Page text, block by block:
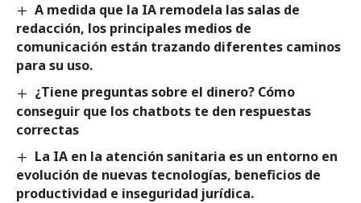
A medida que la IA remodela las salas de
redacción, los principales medios de
comunicación están trazando diferentes caminos
para su uso.
¿Tiene preguntas sobre el dinero? Cómo
conseguir que los chatbots te den respuestas
correctas
La IA en la atención sanitaria es un entorno en
evolución de nuevas tecnologías, beneficios de
productividad e inseguridad jurídica.